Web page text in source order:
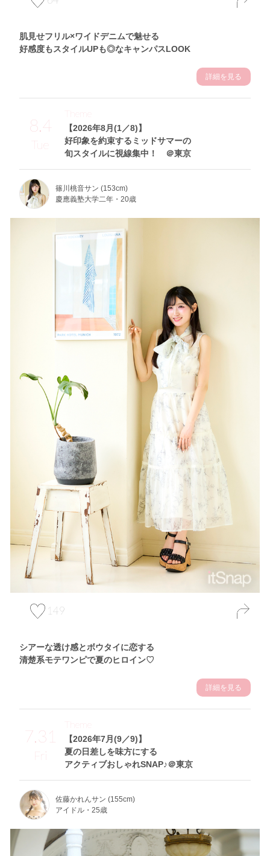
肌見せフリル×ワイドデニムで魅せる
好感度もスタイルUPも◎なキャンパスLOOK
詳細を見る
8.4
Tue
【2026年8月(1／8)】
好印象を約束するミッドサマーの
旬スタイルに視線集中！ ＠東京
Theme
篠川桃音サン (153cm)
慶應義塾大学二年・20歳
149
シアーな透け感とボウタイに恋する
清楚系モテワンピで夏のヒロイン♡
詳細を見る
7.31
Fri
【2026年7月(9／9)】
夏の日差しを味方にする
アクティブおしゃれSNAP♪＠東京
Theme
佐藤かれんサン (155cm)
アイドル・25歳